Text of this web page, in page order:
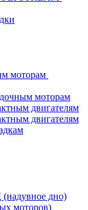
моторам
моторам
двигателям
двигателям
дно)
моторов)